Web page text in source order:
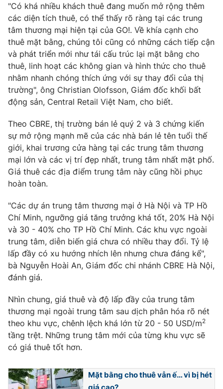
Theo dõi báo trên
Cơ quan chủ quản:Đài Truyền hình Việt Nam
Cơ quan báo chí:Thời báo VTV
Giấy phép hoạt động báo in và báo điện tử số 483/GP-BTTTT
cấp ngày 29/12/2023
Tổng Biên tập:
Vũ Thanh Thủy
Phó Tổng Biên tập:Nguyễn Thị Mỹ Hạnh, Phạm Quốc Thắng,
Nguyễn Trọng Ninh
Tổng đài VTV:024.38 355 931 - 024.38 355 932
Ðiện thoại Thời báo VTV:024.66 897 897
Email: toasoan@vtv.vn
® Cấm sao chép dưới mọi hình thức nếu không có sự chấp
thuận bằng văn bản. Ghi rõ nguồn VTV.vn khi phát hành lại
"Có khá nhiều khách thuê đang muốn mở rộng thêm
các diện tích thuê, có thể thấy rõ ràng tại các trung
tâm thương mại hiện tại của GO!. Về khía cạnh cho
thuê mặt bằng, chúng tôi cũng có những cách tiếp cận
và phát triển mới như tái cấu trúc lại mặt bằng cho
thuê, linh hoạt các không gian và hình thức cho thuê
nhằm nhanh chóng thích ứng với sự thay đổi của thị
trường", ông Christian Olofsson, Giám đốc khối bất
động sản, Central Retail Việt Nam, cho biết.
Theo CBRE, thị trường bán lẻ quý 2 và 3 chứng kiến
sự mở rộng mạnh mẽ của các nhà bán lẻ tên tuổi thế
giới, khai trương cửa hàng tại các trung tâm thương
mại lớn và các vị trí đẹp nhất, trung tâm nhất mặt phố.
Giá thuê các địa điểm trung tâm này cũng hồi phục
hoàn toàn.
"Các dự án trung tâm thương mại ở Hà Nội và TP Hồ
Chí Minh, ngưỡng giá tăng trưởng khá tốt, 20% Hà Nội
và 30 - 40% cho TP Hồ Chí Minh. Các khu vực ngoài
trung tâm, diễn biến giá chưa có nhiều thay đổi. Tỷ lệ
lấp đầy có xu hướng nhích lên nhưng chưa đáng kể",
bà Nguyễn Hoài An, Giám đốc chi nhánh CBRE Hà Nội,
đánh giá.
Nhìn chung, giá thuê và độ lấp đầy của trung tâm
thương mại ngoài trung tâm sau dịch phân hóa rõ nét
theo khu vực, chênh lệch khá lớn từ 20 - 50 USD/m2
tầng trệt. Những trung tâm mới của từng khu vực sẽ
có giá thuê tốt hơn.
Mặt bằng cho thuê vẫn ế… vì bị hét